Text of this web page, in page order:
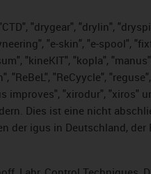
"drygear", "drylin",
"e-skin", "e-spool",
"kineKIT", "kopla",
"ReBeL", "ReCyycle",
improves", "xirodur", "xiros"
Dies ist eine nicht
der igus in Deutschland, der